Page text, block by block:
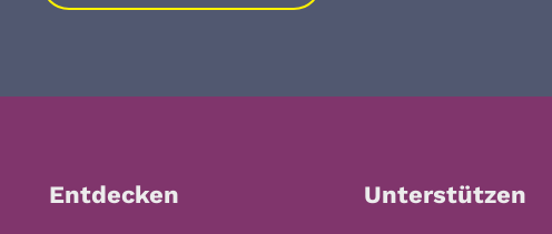
Entdecken Unterstützen